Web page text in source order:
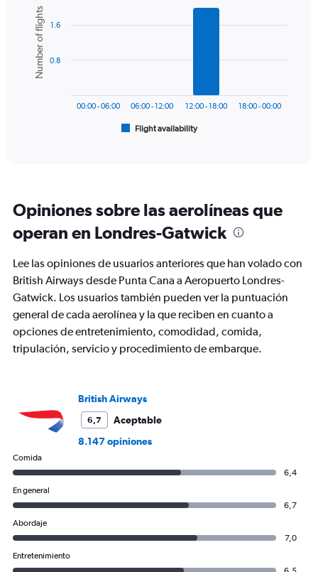
chart
with
bars.
The
categories.
chart
1
Y
axis
Number
of
flights.
Chart
graphic.
Number of flights
Flight availability
00:00 - 06:00 06:00 - 12:00 12:00 - 18:00 18:00 - 00:00
0.8
1.6
Opiniones sobre las aerolíneas que
operan en Londres-Gatwick
Lee las opiniones de usuarios anteriores que han volado con
British Airways desde Punta Cana a Aeropuerto Londres-
Gatwick. Los usuarios también pueden ver la puntuación
general de cada aerolínea y la que reciben en cuanto a
opciones de entretenimiento, comodidad, comida,
tripulación, servicio y procedimiento de embarque.
British Airways
6,7
Aceptable
8.147 opiniones
Comida
6,4
En general
6,7
Abordaje
7,0
Entretenimiento